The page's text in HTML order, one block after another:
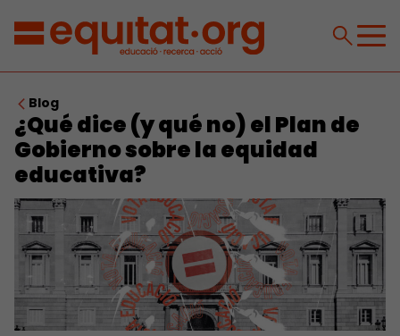
Blog
¿Qué dice (y qué no) el Plan de
Gobierno sobre la equidad
educativa?